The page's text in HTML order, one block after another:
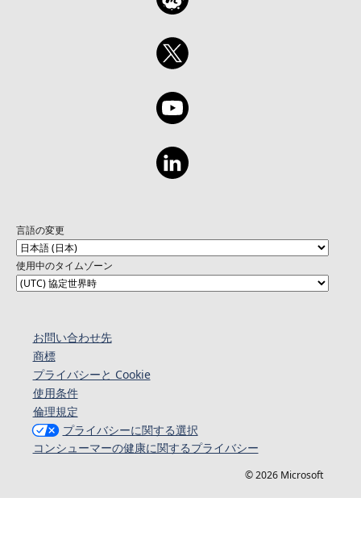
言語の変更
使用中のタイムゾーン
お問い合わせ先
商標
プライバシーと Cookie
使用条件
倫理規定
プライバシーに関する選択
コンシューマーの健康に関するプライバシー
© 2026 Microsoft